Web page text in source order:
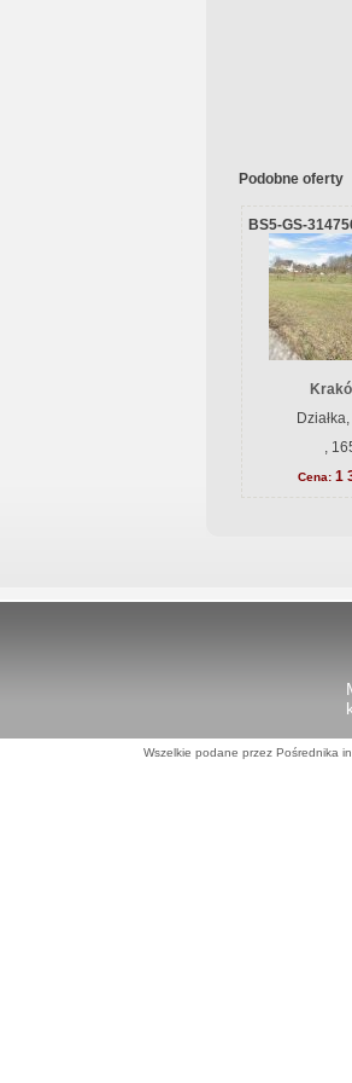
Podobne oferty
BS5-GS-
,
Cena: 1
Wszelkie podane przez Pośrednika